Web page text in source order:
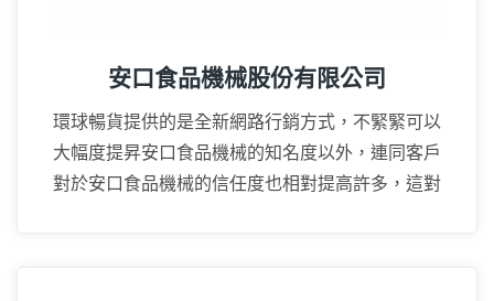
安口食品機械股份有限公司
環球暢貨提供的是全新網路行銷方式，不緊緊可以
大幅度提昇安口食品機械的知名度以外，連同客戶
對於安口食品機械的信任度也相對提高許多，這對